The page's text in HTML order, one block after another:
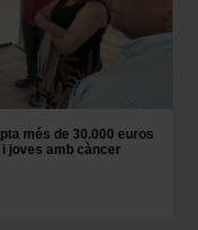
més de 30.000 euros
i joves amb càncer